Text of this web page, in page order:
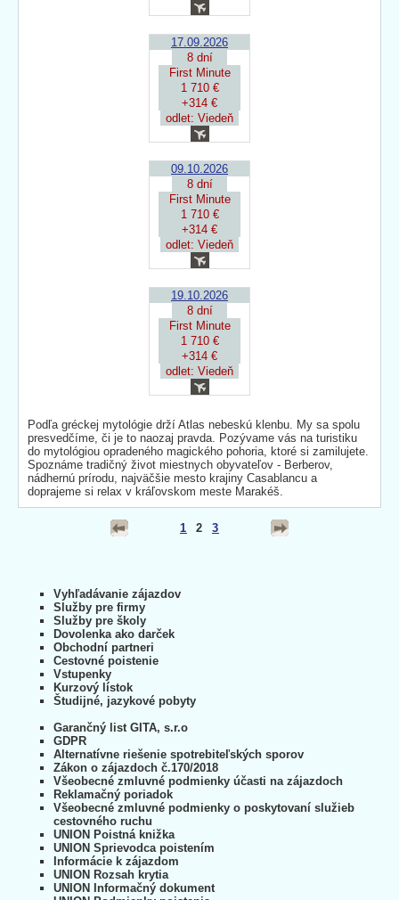
17.09.2026
8 dní
First Minute
1 710 €
+314 €
odlet: Viedeň
09.10.2026
8 dní
First Minute
1 710 €
+314 €
odlet: Viedeň
19.10.2026
8 dní
First Minute
1 710 €
+314 €
odlet: Viedeň
Podľa gréckej mytológie drží Atlas nebeskú klenbu. My sa spolu
presvedčíme, či je to naozaj pravda. Pozývame vás na turistiku
do mytológiou opradeného magického pohoria, ktoré si zamilujete.
Spoznáme tradičný život miestnych obyvateľov - Berberov,
nádhernú prírodu, najväčšie mesto krajiny Casablancu a
doprajeme si relax v kráľovskom meste Marakéš.
1 2 3
Vyhľadávanie zájazdov
Služby pre firmy
Služby pre školy
Dovolenka ako darček
Obchodní partneri
Cestovné poistenie
Vstupenky
Kurzový lístok
Študijné, jazykové pobyty
Garančný list GITA, s.r.o
GDPR
Alternatívne riešenie spotrebiteľských sporov
Zákon o zájazdoch č.170/2018
Všeobecné zmluvné podmienky účasti na zájazdoch
Reklamačný poriadok
Všeobecné zmluvné podmienky o poskytovaní služieb
cestovného ruchu
UNION Poistná knižka
UNION Sprievodca poistením
Informácie k zájazdom
UNION Rozsah krytia
UNION Informačný dokument